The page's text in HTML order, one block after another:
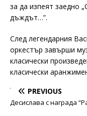
за да изпеят заедно
дъждът…”.
След легендарния
оркестър завърши
класически
класически
PREVIOUS
Десислава с награда